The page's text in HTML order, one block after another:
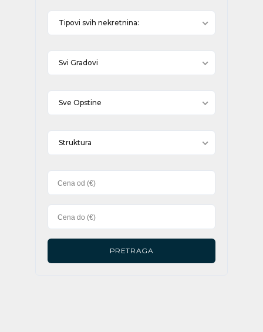
Tipovi svih nekretnina:
Svi Gradovi
Sve Opstine
Struktura